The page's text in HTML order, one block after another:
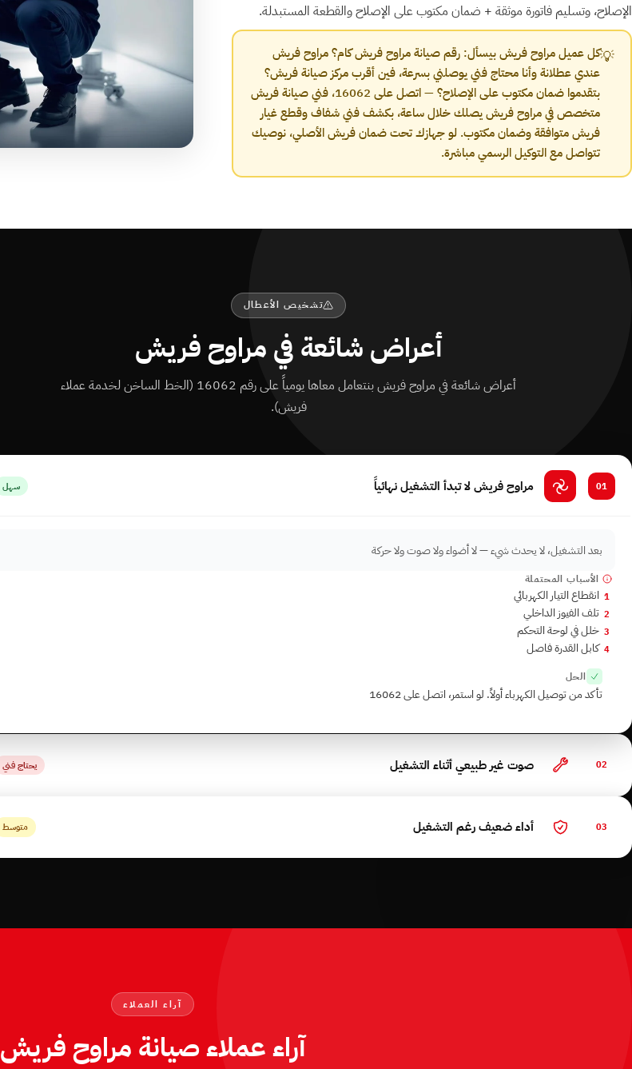
الإصلاح، وتسليم فاتورة موثقة + ضمان مكتوب على الإصلاح والقطعة المستبدلة.
💡كل عميل مراوح فريش بيسأل: رقم صيانة مراوح فريش كام؟ مراوح فريش
عندي عطلانة وأنا محتاج فني يوصلني بسرعة، فين أقرب مركز صيانة فريش؟
بتقدموا ضمان مكتوب على الإصلاح؟ — اتصل على 16062، فني صيانة فريش
متخصص في مراوح فريش يصلك خلال ساعة، بكشف فني شفاف وقطع غيار
فريش متوافقة وضمان مكتوب. لو جهازك تحت ضمان فريش الأصلي، نوصيك
تتواصل مع التوكيل الرسمي مباشرة.
تشخيص الأعطال
أعراض شائعة في مراوح فريش
أعراض شائعة في مراوح فريش بنتعامل معاها يومياً على رقم 16062 (الخط الساخن لخدمة عملاء
فريش).
01 مراوح فريش لا تبدأ التشغيل نهائياً سهل
بعد التشغيل، لا يحدث شيء — لا أضواء ولا صوت ولا حركة
الأسباب المحتملة
1 انقطاع التيار الكهربائي
2 تلف الفيوز الداخلي
3 خلل في لوحة التحكم
4 كابل القدرة فاصل
الحل
تأكد من توصيل الكهرباء أولاً. لو استمر، اتصل على 16062
02 صوت غير طبيعي أثناء التشغيل يحتاج فني
03 أداء ضعيف رغم التشغيل متوسط
آراء العملاء
آراء عملاء صيانة مراوح فريش